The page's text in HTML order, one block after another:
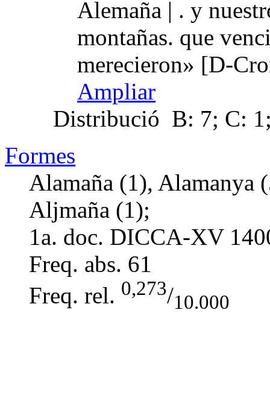
Alemaña | . y
montañas. que
merecieron» [D-
Ampliar
Distribució B: 7; C:
Formes
Alamaña (1), Alamanya
Aljmaña (1);
1a. doc. DICCA-XV
Freq. abs. 61
Freq. rel. 0,273/10.000